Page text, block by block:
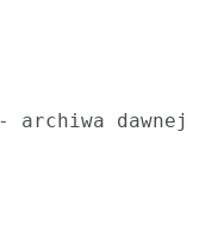
archiwa dawnej